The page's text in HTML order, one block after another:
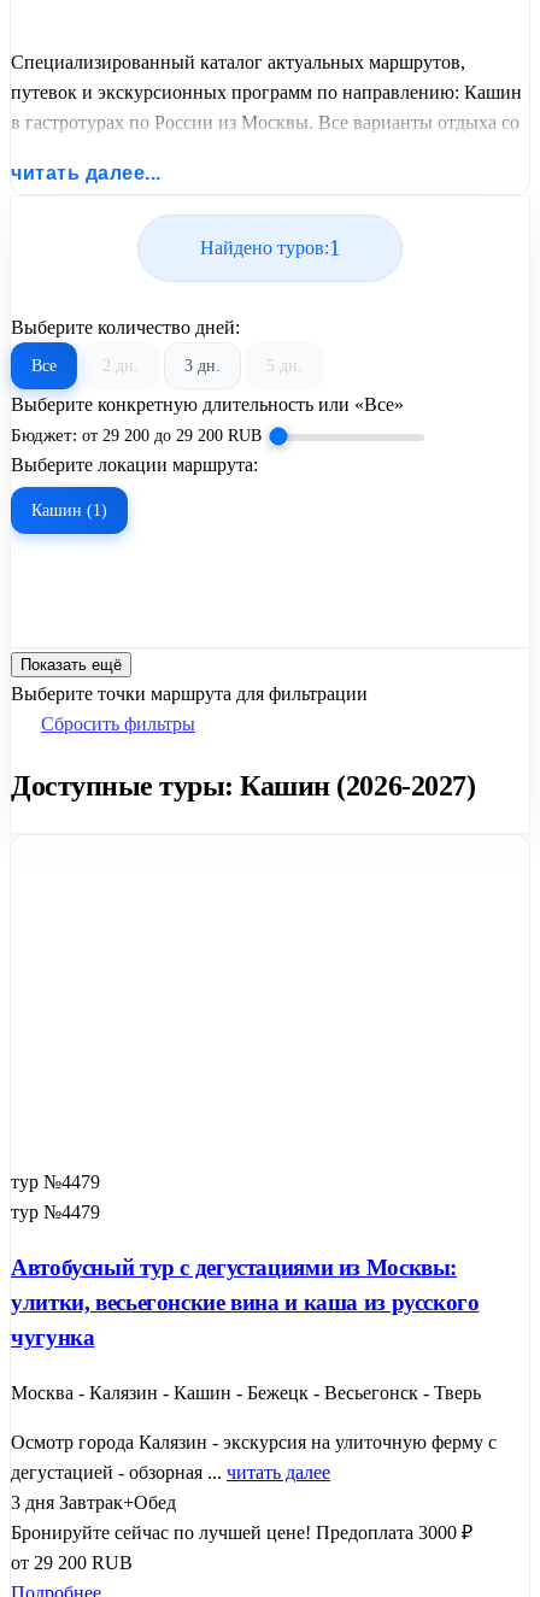
Специализированный каталог актуальных маршрутов,
путевок и экскурсионных программ по направлению: Кашин
в гастротурах по России из Москвы. Все варианты отдыха со
проездом и актуальным графиком заездов от United Travel
читать далее...
Найдено туров:1
Выберите количество дней:
Все 2 дн. 3 дн. 5 дн.
Выберите конкретную длительность или «Все»
Бюджет: от 29 200 до 29 200 RUB
Выберите локации маршрута:
Кашин (1)
Показать ещё
Выберите точки маршрута для фильтрации
Сбросить фильтры
Доступные туры: Кашин (2026-2027)
тур №4479
тур №4479
Автобусный тур с дегустациями из Москвы:
улитки, весьегонские вина и каша из русского
чугунка
Москва - Калязин - Кашин - Бежецк - Весьегонск - Тверь
Осмотр города Калязин - экскурсия на улиточную ферму с
дегустацией - обзорная ... читать далее
3 дня Завтрак+Обед
Бронируйте сейчас по лучшей цене! Предоплата 3000 ₽
от 29 200 RUB
Подробнее